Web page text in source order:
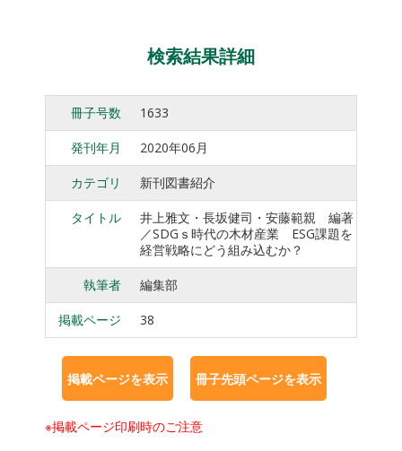
検索結果詳細
冊子号数 1633
発刊年月 2020年06月
カテゴリ 新刊図書紹介
タイトル
井上雅文・長坂健司・安藤範親 編著
／SDGｓ時代の木材産業 ESG課題を
経営戦略にどう組み込むか？
執筆者 編集部
掲載ページ 38
※掲載ページ印刷時のご注意